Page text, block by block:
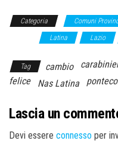
Categoria Comuni
Latina Lazio
Tag cambio
felice
Nas Latina
Lascia un
Devi essere connesso per